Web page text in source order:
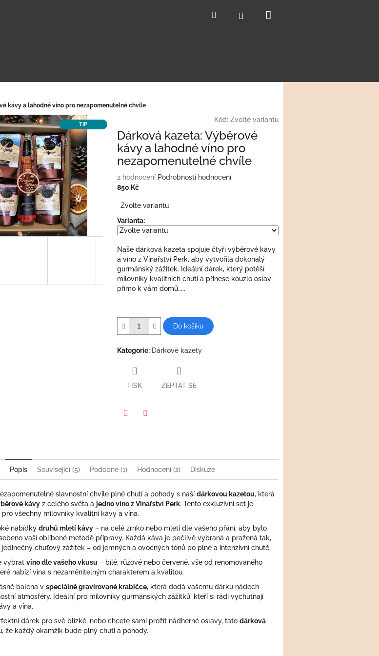
Hledat Přihlášení
kávy a lahodné víno pro nezapomenutelné chvíle
TIP
Kód: Zvolte variantu
Dárková kazeta: Výběrové
kávy a lahodné víno pro
nezapomenutelné chvíle
Průměrné
hodnocení
je
5,0
z
5
hvězdiček.
2 hodnocení Podrobnosti hodnocení
850 Kč
cena:
Zvolte variantu
Varianta:
Naše dárková kazeta spojuje čtyři výběrové kávy
a víno z Vinařství Perk, aby vytvořila dokonalý
gurmánský zážitek. Ideální dárek, který potěší
milovníky kvalitních chutí a přinese kouzlo oslav
přímo k vám domů.....
Do košíku
Kategorie: Dárkové kazety
TISK ZEPTAT SE
Popis Související (5) Podobné (1) Hodnocení (2) Diskuze
slavnostní chvíle plné chutí a pohody s naší dárkovou kazetou, která
kávy z celého světa a jedno víno z Vinařství Perk. Tento exkluzivní set je
všechny milovníky kvalitní kávy a vína.
nabídky druhů mletí kávy – na celé zrnko nebo mletí dle vašeho přání, aby bylo
vaší oblíbené metodě přípravy. Každá káva je pečlivě vybraná a pražená tak,
chuťový zážitek – od jemných a ovocných tónů po plné a intenzivní chutě.
vybrat víno dle vašeho vkusu – bílé, růžové nebo červené, vše od renomovaného
nabízí vína s nezaměnitelným charakterem a kvalitou.
balena v speciálně gravírované krabičce, která dodá vašemu dárku nádech
atmosféry. Ideální pro milovníky gurmánských zážitků, kteří si rádi vychutnají
a vína.
dárek pro své blízké, nebo chcete sami prožít nádherné oslavy, tato dárková
že každý okamžik bude plný chuti a pohody.